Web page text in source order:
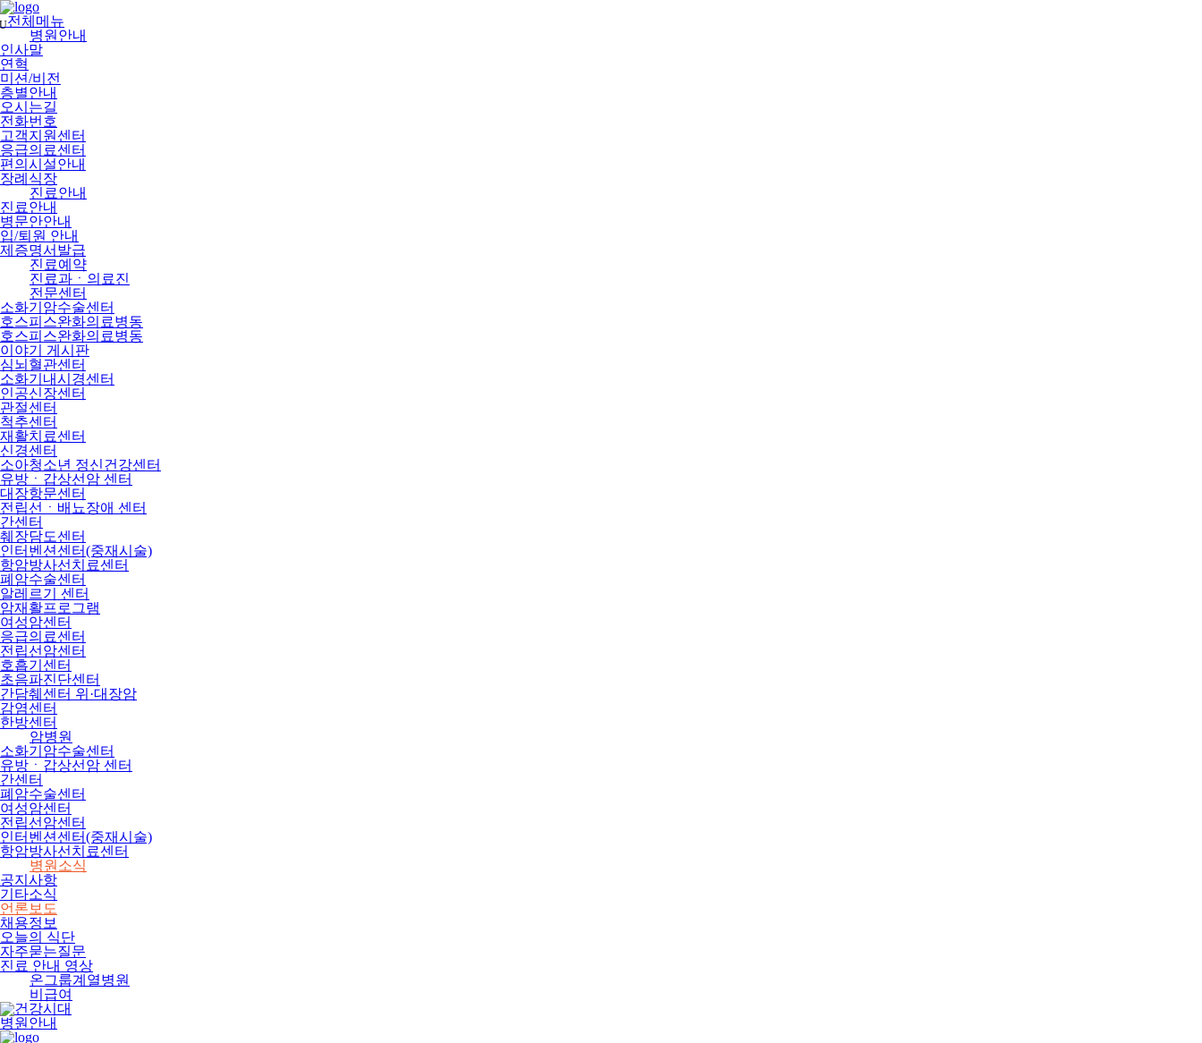
메
뉴
너
뛰
기
전체메뉴
병원안내
인사말
연혁
미션/비전
층별안내
오시는길
전화번호
고객지원센터
응급의료센터
편의시설안내
장례식장
진료안내
진료안내
병문안안내
입/퇴원 안내
제증명서발급
진료예약
진료과ㆍ의료진
전문센터
소화기암수술센터
호스피스완화의료병동
호스피스완화의료병동
이야기 게시판
심뇌혈관센터
소화기내시경센터
인공신장센터
관절센터
척추센터
재활치료센터
신경센터
소아청소년 정신건강센터
유방ㆍ갑상선암 센터
대장항문센터
전립선ㆍ배뇨장애 센터
간센터
췌장담도센터
인터벤션센터(중재시술)
항암방사선치료센터
폐암수술센터
알레르기 센터
암재활프로그램
여성암센터
응급의료센터
전립선암센터
호흡기센터
초음파진단센터
간담췌센터 위·대장암
감염센터
한방센터
암병원
소화기암수술센터
유방ㆍ갑상선암 센터
간센터
폐암수술센터
여성암센터
전립선암센터
인터벤션센터(중재시술)
항암방사선치료센터
병원소식
공지사항
기타소식
언론보도
채용정보
오늘의 식단
자주묻는질문
진료 안내 영상
온그룹계열병원
비급여
병원안내